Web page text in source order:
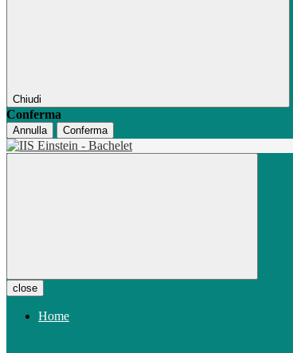
Chiudi
Conferma
Annulla Conferma
close
Home